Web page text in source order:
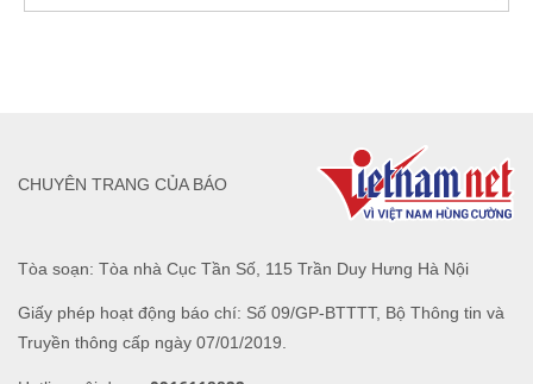
Tòa soạn: Tòa nhà Cục Tần Số, 115 Trần Duy Hưng Hà Nội
Giấy phép hoạt động báo chí: Số 09/GP-BTTTT, Bộ Thông tin và
Truyền thông cấp ngày 07/01/2019.
CHUYÊN TRANG CỦA BÁO